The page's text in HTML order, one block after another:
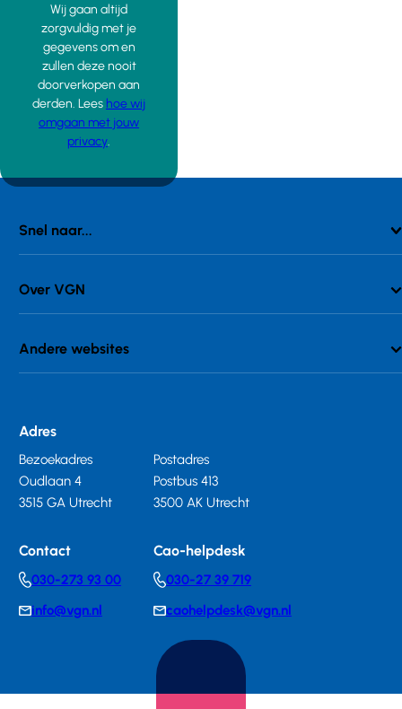
Wij gaan altijd
zorgvuldig met je
gegevens om en
zullen deze nooit
doorverkopen aan
derden. Lees hoe wij
omgaan met jouw
privacy.
Snel naar...
Over VGN
Andere websites
Adres
Bezoekadres
Oudlaan 4
3515 GA Utrecht
Postadres
Postbus 413
3500 AK Utrecht
Contact
Telephonenumber
030-273 93 00
E-info@vgn.nl
Cao-helpdesk
Telephonenumber
030-27 39 719
E-caohelpdesk@vgn.nl